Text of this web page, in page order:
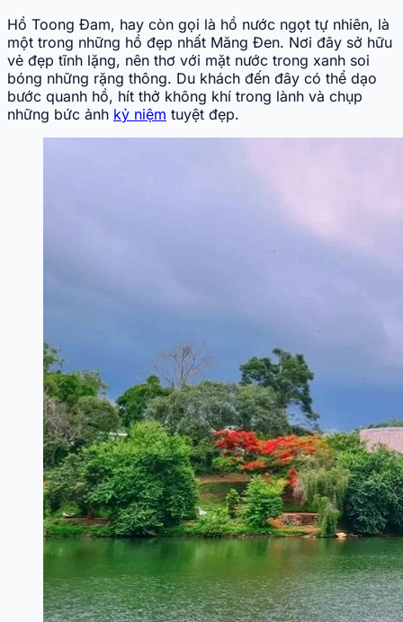
Hồ Toong Đam, hay còn gọi là hồ nước ngọt tự nhiên, là
một trong những hồ đẹp nhất Măng Đen. Nơi đây sở hữu
vẻ đẹp tĩnh lặng, nên thơ với mặt nước trong xanh soi
bóng những rặng thông. Du khách đến đây có thể dạo
bước quanh hồ, hít thở không khí trong lành và chụp
những bức ảnh kỷ niệm tuyệt đẹp.